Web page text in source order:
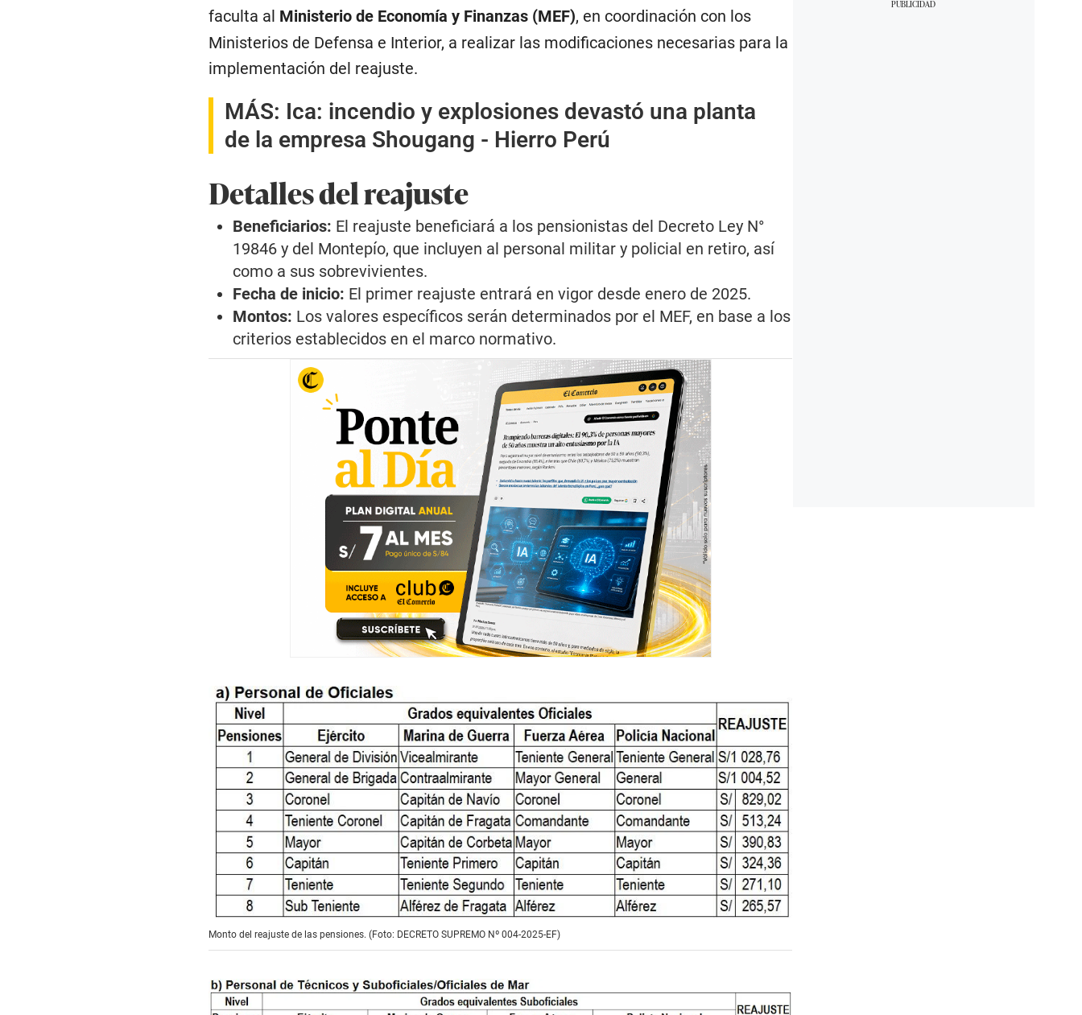
faculta al Ministerio de Economía y Finanzas (MEF), en coordinación con los
Ministerios de Defensa e Interior, a realizar las modificaciones necesarias para la
implementación del reajuste.
MÁS: Ica: incendio y explosiones devastó una planta
de la empresa Shougang - Hierro Perú
Detalles del reajuste
Beneficiarios: El reajuste beneficiará a los pensionistas del Decreto Ley N°
19846 y del Montepío, que incluyen al personal militar y policial en retiro, así
como a sus sobrevivientes.
Fecha de inicio: El primer reajuste entrará en vigor desde enero de 2025.
Montos: Los valores específicos serán determinados por el MEF, en base a los
criterios establecidos en el marco normativo.
Monto del reajuste de las pensiones. (Foto: DECRETO SUPREMO Nº 004-2025-EF)